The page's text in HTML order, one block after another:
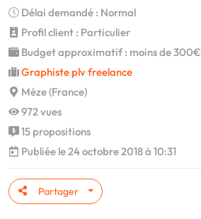
Délai demandé : Normal
Profil client : Particulier
Budget approximatif : moins de 300€
Graphiste plv freelance
Mèze (France)
972 vues
15 propositions
Publiée le 24 octobre 2018 à 10:31
Partager